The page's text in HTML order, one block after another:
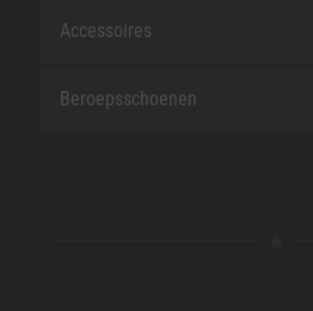
Accessoires
Beroepsschoenen